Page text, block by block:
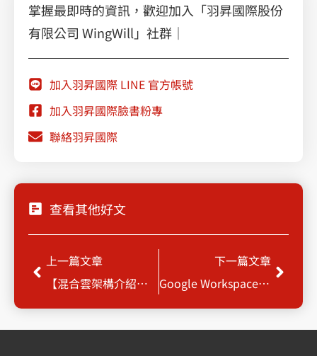
掌握最即時的資訊，歡迎加入「羽昇國際股份
有限公司 WingWill」社群｜
加入羽昇國際 LINE 官方帳號
加入羽昇國際臉書粉專
聯絡羽昇國際
查看其他好文
上一頁
上一篇文章
【混合雲架構介紹】瞭解混合雲趨勢、例子，掌握更好的資料管理方式
下一篇文章
Google Workspace是什麼？一篇瞭解好處與優勢，幫助企業踏出數位轉型第一步
下一